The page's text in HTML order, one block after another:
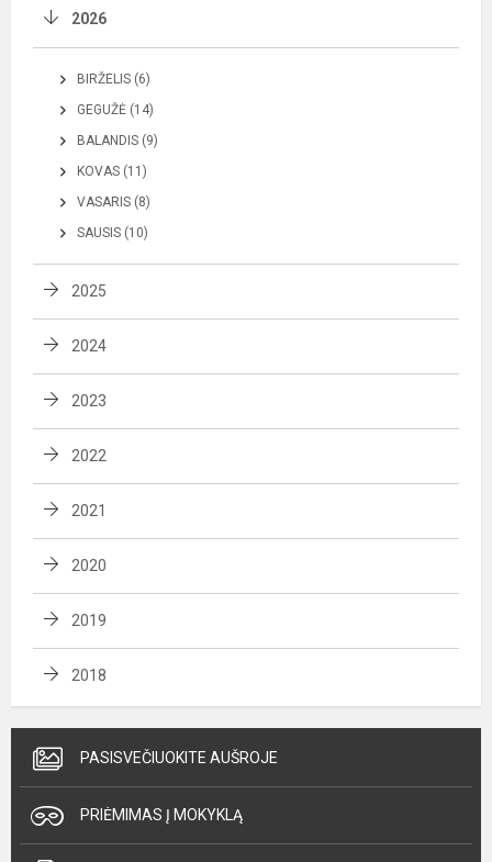
2026
BIRŽELIS (6)
GEGUŽĖ (14)
BALANDIS (9)
KOVAS (11)
VASARIS (8)
SAUSIS (10)
2025
2024
2023
2022
2021
2020
2019
2018
PASISVEČIUOKITE AUŠROJE
PRIĖMIMAS Į MOKYKLĄ